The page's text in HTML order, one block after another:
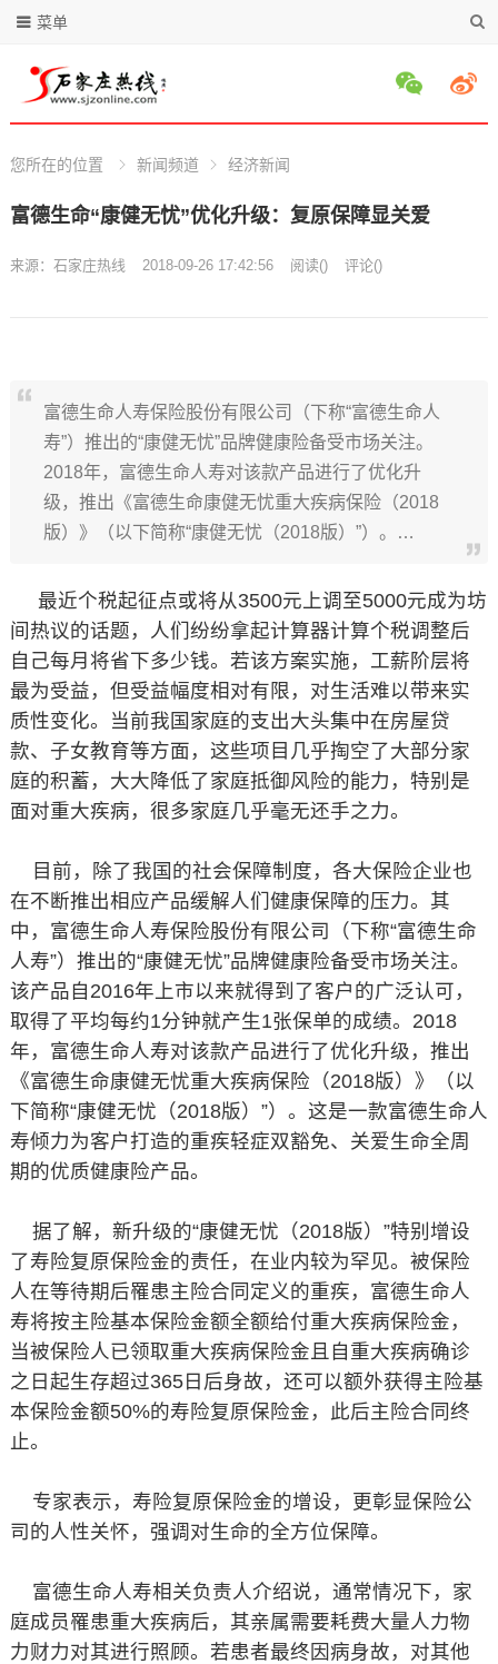
菜单
您所在的位置 新闻频道 经济新闻
富德生命“康健无忧”优化升级：复原保障显关爱
来源： 石家庄热线 2018-09-26 17:42:56 阅读() 评论()
富德生命人寿保险股份有限公司（下称“富德生命人
寿”）推出的“康健无忧”品牌健康险备受市场关注。
2018年，富德生命人寿对该款产品进行了优化升
级，推出《富德生命康健无忧重大疾病保险（2018
版）》（以下简称“康健无忧（2018版）”）。…
最近个税起征点或将从3500元上调至5000元成为坊
间热议的话题，人们纷纷拿起计算器计算个税调整后
自己每月将省下多少钱。若该方案实施，工薪阶层将
最为受益，但受益幅度相对有限，对生活难以带来实
质性变化。当前我国家庭的支出大头集中在房屋贷
款、子女教育等方面，这些项目几乎掏空了大部分家
庭的积蓄，大大降低了家庭抵御风险的能力，特别是
面对重大疾病，很多家庭几乎毫无还手之力。
目前，除了我国的社会保障制度，各大保险企业也
在不断推出相应产品缓解人们健康保障的压力。其
中，富德生命人寿保险股份有限公司（下称“富德生命
人寿”）推出的“康健无忧”品牌健康险备受市场关注。
该产品自2016年上市以来就得到了客户的广泛认可，
取得了平均每约1分钟就产生1张保单的成绩。2018
年，富德生命人寿对该款产品进行了优化升级，推出
《富德生命康健无忧重大疾病保险（2018版）》（以
下简称“康健无忧（2018版）”）。这是一款富德生命人
寿倾力为客户打造的重疾轻症双豁免、关爱生命全周
期的优质健康险产品。
据了解，新升级的“康健无忧（2018版）”特别增设
了寿险复原保险金的责任，在业内较为罕见。被保险
人在等待期后罹患主险合同定义的重疾，富德生命人
寿将按主险基本保险金额全额给付重大疾病保险金，
当被保险人已领取重大疾病保险金且自重大疾病确诊
之日起生存超过365日后身故，还可以额外获得主险基
本保险金额50%的寿险复原保险金，此后主险合同终
止。
专家表示，寿险复原保险金的增设，更彰显保险公
司的人性关怀，强调对生命的全方位保障。
富德生命人寿相关负责人介绍说，通常情况下，家
庭成员罹患重大疾病后，其亲属需要耗费大量人力物
力财力对其进行照顾。若患者最终因病身故，对其他